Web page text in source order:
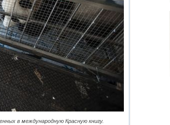
в международную Красную книгу.